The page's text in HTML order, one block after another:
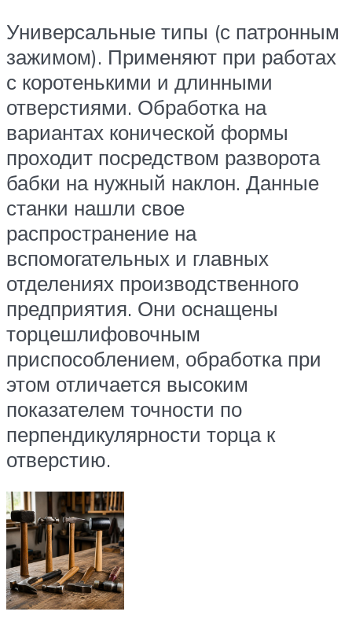
Универсальные типы (с патронным
зажимом). Применяют при работах
с коротенькими и длинными
отверстиями. Обработка на
вариантах конической формы
проходит посредством разворота
бабки на нужный наклон. Данные
станки нашли свое
распространение на
вспомогательных и главных
отделениях производственного
предприятия. Они оснащены
торцешлифовочным
приспособлением, обработка при
этом отличается высоким
показателем точности по
перпендикулярности торца к
отверстию.